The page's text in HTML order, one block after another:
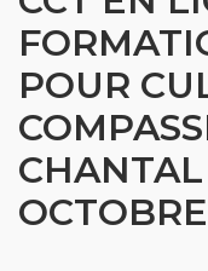
Why
About
Our
POUR